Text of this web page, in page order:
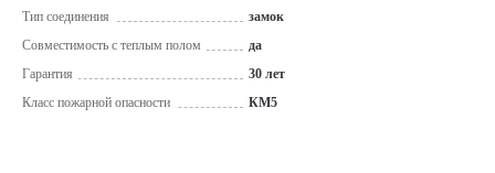
Тип соединения
замок
Совместимость с теплым полом
да
Гарантия
30 лет
Класс пожарной опасности
КМ5